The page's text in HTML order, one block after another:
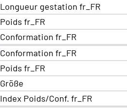
Longueur gestation fr_FR
Poids fr_FR
Conformation fr_FR
Conformation fr_FR
Poids fr_FR
Größe
Index Poids/Conf. fr_FR